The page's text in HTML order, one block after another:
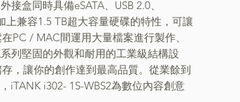
接盒同時具備eSATA、USB 2.0、
兼容1.5 TB超大容量硬碟的特性，可讓
PC / MAC間運用大量檔案進行製作、
列堅固的外觀和耐用的工業級結構設
，讓你的創作達到最高品質。從業餘到
iTANK i302- 1S-WBS2為數位內容創意